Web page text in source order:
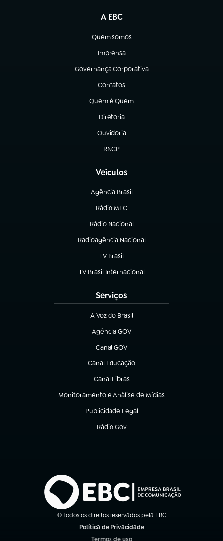
A EBC
Quem somos
(abre em nova aba)
Imprensa
(abre em nova aba)
Governança Corporativa
(abre em nova aba)
Contatos
(abre em nova aba)
Quem é Quem
(abre em nova aba)
Diretoria
(abre em nova aba)
Ouvidoria
(abre em nova aba)
RNCP
(abre em nova aba)
Veículos
Agência Brasil
(abre em nova aba)
Rádio MEC
(abre em nova aba)
Rádio Nacional
Radioagência Nacional
(abre em nova aba)
TV Brasil
(abre em nova aba)
TV Brasil Internacional
(abre em nova aba)
Serviços
A Voz do Brasil
(abre em nova aba)
Agência GOV
(abre em nova aba)
Canal GOV
(abre em nova aba)
Canal Educação
(abre em nova aba)
Canal Libras
(abre em nova aba)
Monitoramento e Análise de Mídias
(abre em nova aba)
Publicidade Legal
(abre em nova aba)
Rádio Gov
(abre em nova aba)
© Todos os direitos reservados pela EBC
Política de Privacidade
Termos de uso